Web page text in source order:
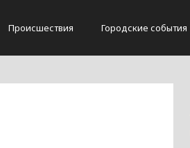
Происшествия Городские события